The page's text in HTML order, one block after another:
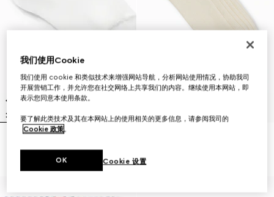
€ 120
我们使用Cookie
我们使用 cookie 和类似技术来增强网站导航，分析网站使用情况，协助我司
开展营销工作，并允许您在社交网络上共享我们的内容。继续使用本网站，即
表示您同意本使用条款。
要了解此类技术及其在本网站上的使用相关的更多信息，请参阅我司的
Cookie 政策。
Cookie 设置
OK